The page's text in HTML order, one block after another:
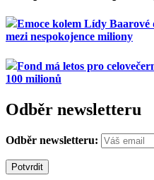
Emoce kolem Lídy
mezi nespokojence miliony
Fond má letos pro
100 milionů
Odběr newsletteru
Odběr newsletteru: